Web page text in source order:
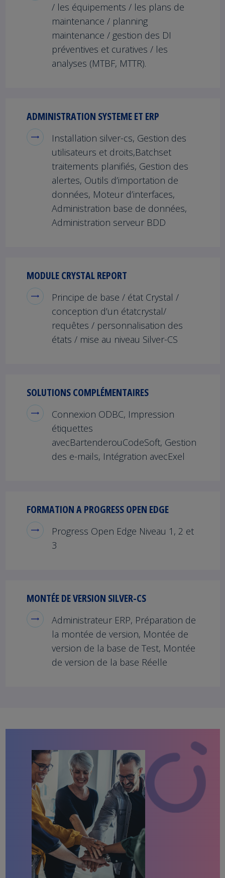
/ les équipements / les plans de
maintenance / planning
maintenance / gestion des DI
préventives et curatives / les
analyses (MTBF, MTTR).
ADMINISTRATION SYSTEME ET ERP
Installation silver-cs, Gestion des
utilisateurs et droits,Batchset
traitements planifiés, Gestion des
alertes, Outils d’importation de
données, Moteur d’interfaces,
Administration base de données,
Administration serveur BDD
MODULE CRYSTAL REPORT
Principe de base / état Crystal /
conception d’un étatcrystal/
requêtes / personnalisation des
états / mise au niveau Silver-CS
SOLUTIONS COMPLÉMENTAIRES
Connexion ODBC, Impression
étiquettes
avecBartenderouCodeSoft, Gestion
des e-mails, Intégration avecExel
FORMATION A PROGRESS OPEN EDGE
Progress Open Edge Niveau 1, 2 et
3
MONTÉE DE VERSION SILVER-CS
Administrateur ERP, Préparation de
la montée de version, Montée de
version de la base de Test, Montée
de version de la base Réelle